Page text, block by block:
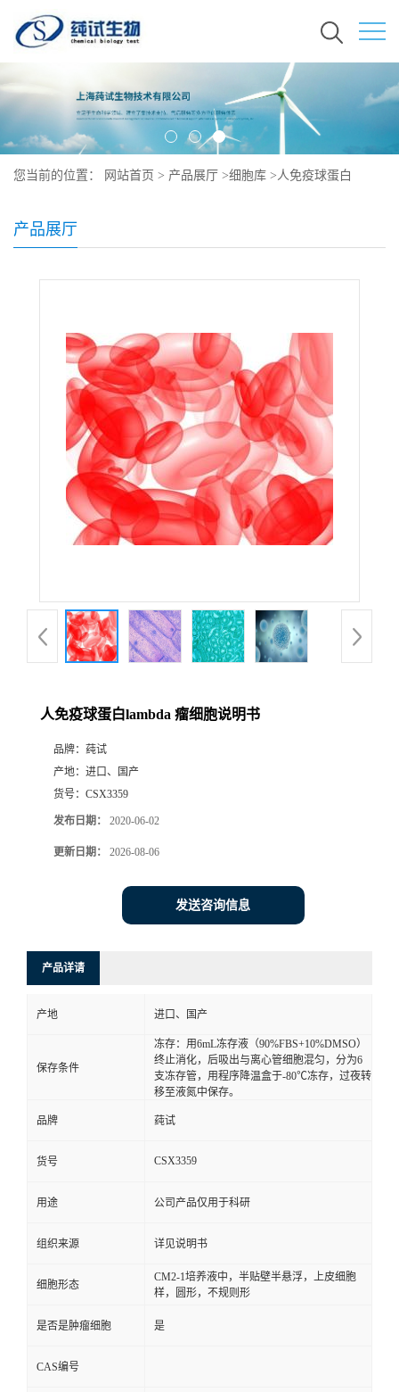
您当前的位置： 网站首页 > 产品展厅 >细胞库 >人免疫球蛋白
产品展厅
人免疫球蛋白lambda 瘤细胞说明书
品牌： 莼试
产地： 进口、国产
货号： CSX3359
发布日期： 2020-06-02
更新日期： 2026-08-06
发送咨询信息
产品详请
产地 进口、国产
保存条件
冻存：用6mL冻存液（90%FBS+10%DMSO）
终止消化，后吸出与离心管细胞混匀，分为6
支冻存管，用程序降温盒于-80℃冻存，过夜转
移至液氮中保存。
品牌 莼试
货号 CSX3359
用途 公司产品仅用于科研
组织来源 详见说明书
细胞形态
CM2-1培养液中，半贴壁半悬浮，上皮细胞
样，圆形，不规则形
是否是肿瘤细胞 是
CAS编号